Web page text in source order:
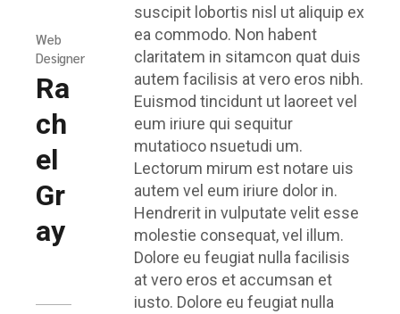
Web
Designer
Ra
ch
el
Gr
ay
suscipit lobortis nisl ut aliquip ex
ea commodo. Non habent
claritatem in sitamcon quat duis
autem facilisis at vero eros nibh.
Euismod tincidunt ut laoreet vel
eum iriure qui sequitur
mutatioco nsuetudi um.
Lectorum mirum est notare uis
autem vel eum iriure dolor in.
Hendrerit in vulputate velit esse
molestie consequat, vel illum.
Dolore eu feugiat nulla facilisis
at vero eros et accumsan et
iusto. Dolore eu feugiat nulla